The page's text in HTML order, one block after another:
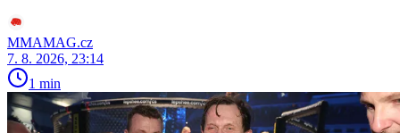
MMAMAG.cz
7. 8. 2026, 23:14
1 min